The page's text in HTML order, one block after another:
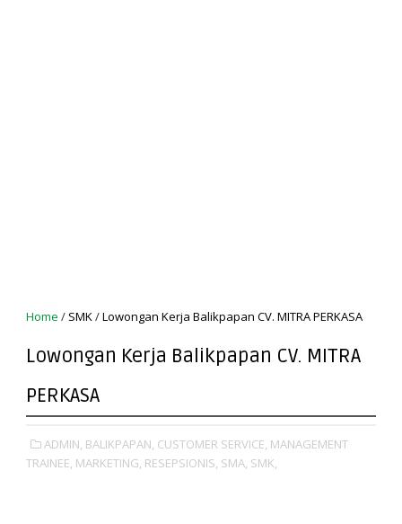
Home / SMK/Lowongan Kerja Balikpapan CV. MITRA PERKASA
Lowongan Kerja Balikpapan CV. MITRA
PERKASA
ADMIN, BALIKPAPAN, CUSTOMER SERVICE, MANAGEMENT
TRAINEE, MARKETING, RESEPSIONIS, SMA, SMK,